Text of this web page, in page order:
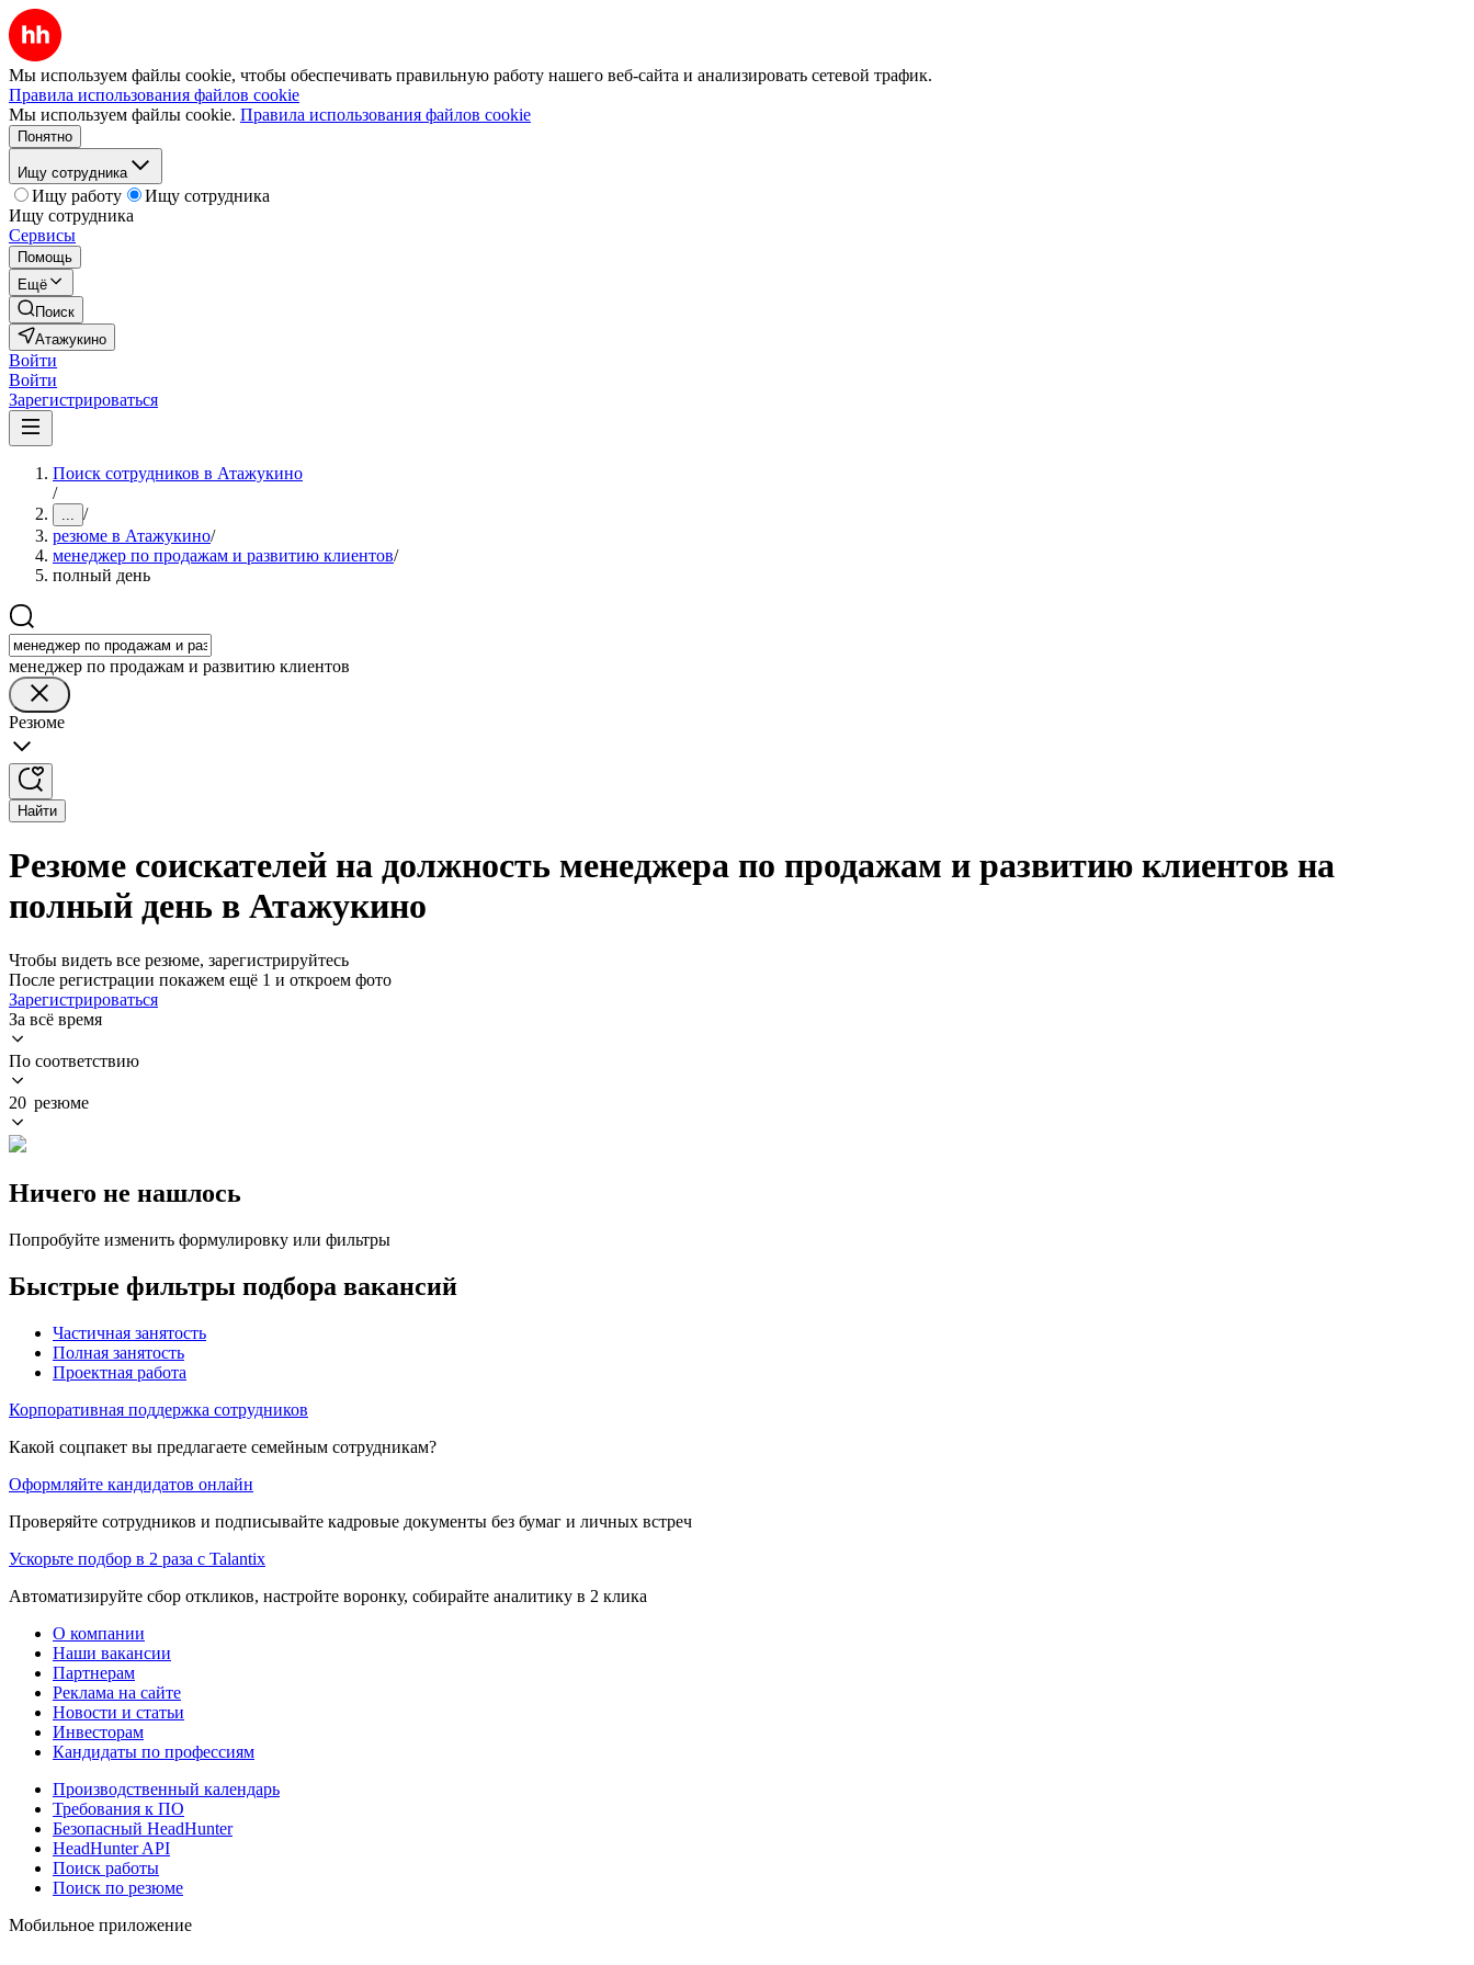
Мы используем файлы cookie, чтобы обеспечивать правильную работу нашего веб-сайта и анализировать сетевой трафик.
Правила использования файлов cookie
Мы используем файлы cookie. Правила использования файлов cookie
Понятно
Ищу сотрудника
Ищу работу
Ищу сотрудника
Ищу сотрудника
Сервисы
Помощь
Ещё
Поиск
Атажукино
Войти
Войти
Зарегистрироваться
Поиск сотрудников в Атажукино
/
... /
резюме в Атажукино/
менеджер по продажам и развитию клиентов/
полный день
менеджер по продажам и развитию клиентов
Резюме
Найти
Резюме соискателей на должность менеджера по продажам и развитию клиентов на
полный день в Атажукино
Чтобы видеть все резюме, зарегистрируйтесь
После регистрации покажем ещё 1 и откроем фото
Зарегистрироваться
За всё время
По соответствию
20 резюме
Ничего не нашлось
Попробуйте изменить формулировку или фильтры
Быстрые фильтры подбора вакансий
Частичная занятость
Полная занятость
Проектная работа
Корпоративная поддержка сотрудников
Какой соцпакет вы предлагаете семейным сотрудникам?
Оформляйте кандидатов онлайн
Проверяйте сотрудников и подписывайте кадровые документы без бумаг и личных встреч
Ускорьте подбор в 2 раза с Talantix
Автоматизируйте сбор откликов, настройте воронку, собирайте аналитику в 2 клика
О компании
Наши вакансии
Партнерам
Реклама на сайте
Новости и статьи
Инвесторам
Кандидаты по профессиям
Производственный календарь
Требования к ПО
Безопасный HeadHunter
HeadHunter API
Поиск работы
Поиск по резюме
Мобильное приложение